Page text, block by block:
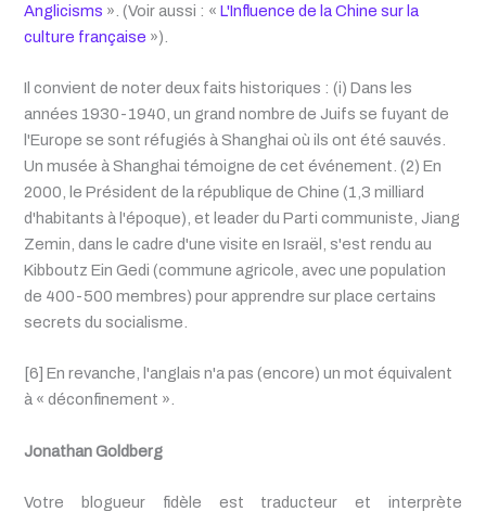
Anglicisms ». (Voir aussi : «L'Influence de la Chine sur la
culture française »).
Il convient de noter deux faits historiques : (i) Dans les
années 1930-1940, un grand nombre de Juifs se fuyant de
l'Europe se sont réfugiés à Shanghai où ils ont été sauvés.
Un musée à Shanghai témoigne de cet événement. (2) En
2000, le Président de la république de Chine (1,3 milliard
d'habitants à l'époque), et leader du Parti communiste, Jiang
Zemin, dans le cadre d'une visite en Israël, s'est rendu au
Kibboutz Ein Gedi (commune agricole, avec une population
de 400-500 membres) pour apprendre sur place certains
secrets du socialisme.
[6] En revanche, l'anglais n'a pas (encore) un mot équivalent
à « déconfinement ».
Jonathan Goldberg
Votre blogueur fidèle est traducteur et interprète